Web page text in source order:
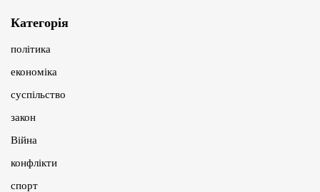
Категорія
політика
економіка
суспільство
закон
Війна
конфлікти
спорт